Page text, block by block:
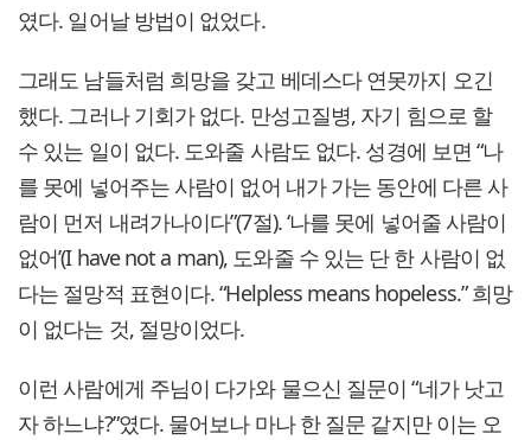
였다. 일어날 방법이 없었다.
그래도 남들처럼 희망을 갖고 베데스다 연못까지 오긴
했다. 그러나 기회가 없다. 만성고질병, 자기 힘으로 할
수 있는 일이 없다. 도와줄 사람도 없다. 성경에 보면 “나
를 못에 넣어주는 사람이 없어 내가 가는 동안에 다른 사
람이 먼저 내려가나이다”(7절). ‘나를 못에 넣어줄 사람이
없어’(I have not a man), 도와줄 수 있는 단 한 사람이 없
다는 절망적 표현이다. “Helpless means hopeless.” 희망
이 없다는 것, 절망이었다.
이런 사람에게 주님이 다가와 물으신 질문이 “네가 낫고
자 하느냐?”였다. 물어보나 마나 한 질문 같지만 이는 오